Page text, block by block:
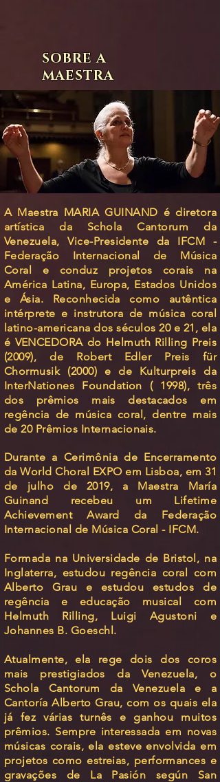
SOBRE A
MAESTRA
A Maestra MARIA GUINAND é diretora
artística da Schola Cantorum da
Venezuela, Vice-Presidente da IFCM -
Federação Internacional de Música
Coral e conduz projetos corais na
América Latina, Europa, Estados Unidos
e Ásia. Reconhecida como autêntica
intérprete e instrutora de música coral
latino-americana dos séculos 20 e 21, ela
é VENCEDORA do Helmuth Rilling Preis
(2009), de Robert Edler Preis für
Chormusik (2000) e de Kulturpreis da
InterNationes Foundation ( 1998), três
dos prêmios mais destacados em
regência de música coral, dentre mais
de 20 Prêmios Internacionais.
Durante a Cerimônia de Encerramento
da World Choral EXPO em Lisboa, em 31
de julho de 2019, a Maestra María
Guinand recebeu um Lifetime
Achievement Award da Federação
Internacional de Música Coral - IFCM.
Formada na Universidade de Bristol, na
Inglaterra, estudou regência coral com
Alberto Grau e estudou estudos de
regência e educação musical com
Helmuth Rilling, Luigi Agustoni e
Johannes B. Goeschl.
Atualmente, ela rege dois dos coros
mais prestigiados da Venezuela, o
Schola Cantorum da Venezuela e a
Cantoría Alberto Grau, com os quais ela
já fez várias turnês e ganhou muitos
prêmios. Sempre interessada em novas
músicas corais, ela esteve envolvida em
projetos como estreias, performances e
gravações de La Pasión según San